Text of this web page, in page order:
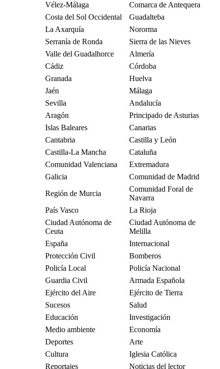
Vélez-Málaga
Comarca de Antequera
Costa del Sol Occidental
Guadalteba
La Axarquía
Nororma
Serranía de Ronda
Sierra de las Nieves
Valle del Guadalhorce
Almería
Cádiz
Córdoba
Granada
Huelva
Jaén
Málaga
Sevilla
Andalucía
Aragón
Principado de Asturias
Islas Baleares
Canarias
Cantabria
Castilla y León
Castilla-La Mancha
Cataluña
Comunidad Valenciana
Extremadura
Galicia
Comunidad de Madrid
Región de Murcia
Comunidad Foral de
Navarra
País Vasco
La Rioja
Ciudad Autónoma de
Ceuta
Ciudad Autónoma de
Melilla
España
Internacional
Protección Civil
Bomberos
Policía Local
Policía Nacional
Guardia Civil
Armada Española
Ejército del Aire
Ejército de Tierra
Sucesos
Salud
Educación
Investigación
Medio ambiente
Economía
Deportes
Arte
Cultura
Iglesia Católica
Reportajes
Noticias del lector